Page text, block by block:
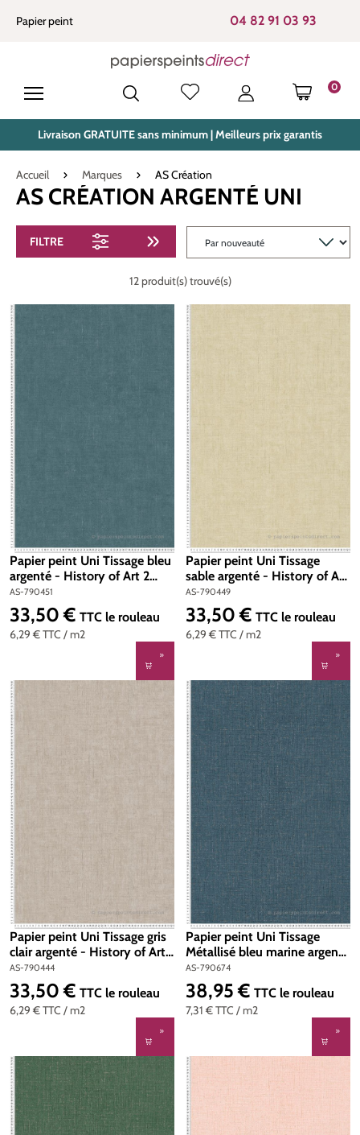
principal
Papier peint 04 82 91 03 93
0
LE
Livraison GRATUITE sans minimum | Meilleurs prix garantis
Accueil Marques AS Création
AS CRÉATION ARGENTÉ UNI
FILTRE
12 produit(s) trouvé(s)
Papier peint Uni Tissage bleu
argenté - History of Art 2
d'AS Création | Réf. AS-
790451
AS-790451
6,29 €TTC / m2
Prix régulier :
33,50 € TTC le rouleau
Papier peint Uni Tissage
sable argenté - History of Art
2 d'AS Création | Réf. AS-
790449
AS-790449
6,29 €TTC / m2
Prix régulier :
33,50 € TTC le rouleau
Papier peint Uni Tissage gris
clair argenté - History of Art
2 d'AS Création | Réf. AS-
790444
AS-790444
6,29 €TTC / m2
Prix régulier :
33,50 € TTC le rouleau
Papier peint Uni Tissage
Métallisé bleu marine argenté
- Cosmoliving d'A.S. Création
| Réf. AS-790674
AS-790674
7,31 €TTC / m2
Prix régulier :
38,95 € TTC le rouleau